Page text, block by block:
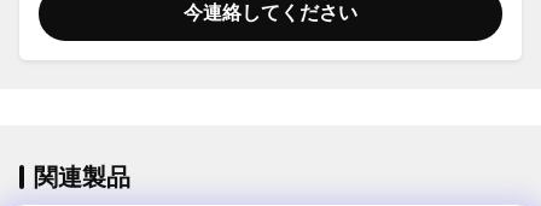
今連絡してください
関連製品